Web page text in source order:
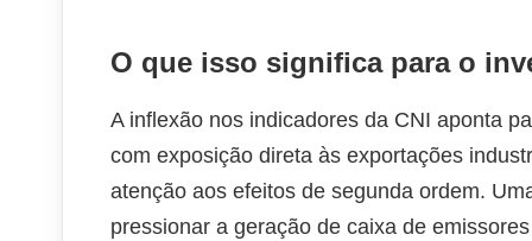
O que isso significa para o
A inflexão nos indicadores da CNI aponta
com exposição direta às exportações
atenção aos efeitos de segunda ordem.
pressionar a geração de caixa de